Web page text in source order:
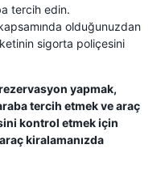
tercih edin.
olduğunuzdan
sigorta poliçesini
yapmak,
tercih etmek ve araç
kontrol etmek için
kiralamanızda